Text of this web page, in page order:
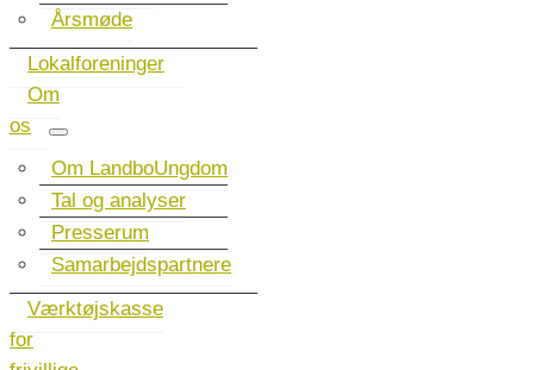
Årsmøde
Lokalforeninger
Om
os
Om LandboUngdom
Tal og analyser
Presserum
Samarbejdspartnere
Værktøjskasse
for